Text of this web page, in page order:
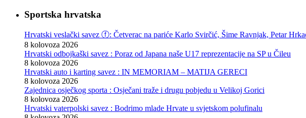
Sportska hrvatska
Hrvatski veslački savez ⓕ: Četverac na pariće Karlo Svirčić, Šime Ravnjak, Petar
8 kolovoza 2026
Hrvatski odbojkaški savez : Poraz od Japana naše U17 reprezentacije na SP u Čileu
8 kolovoza 2026
Hrvatski auto i karting savez : IN MEMORIAM – MATIJA GERECI
8 kolovoza 2026
Zajednica osječkog sporta : Osječani traže i drugu pobjedu u Velikoj Gorici
8 kolovoza 2026
Hrvatski vaterpolski savez : Bodrimo mlade Hrvate u svjetskom polufinalu